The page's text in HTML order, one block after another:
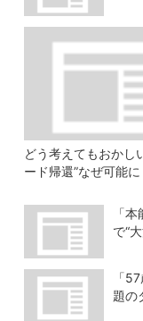
どう考えてもおかし
ード帰還”なぜ可能に
噂した、3人目の謀
兄弟】
「
で“
「
題の